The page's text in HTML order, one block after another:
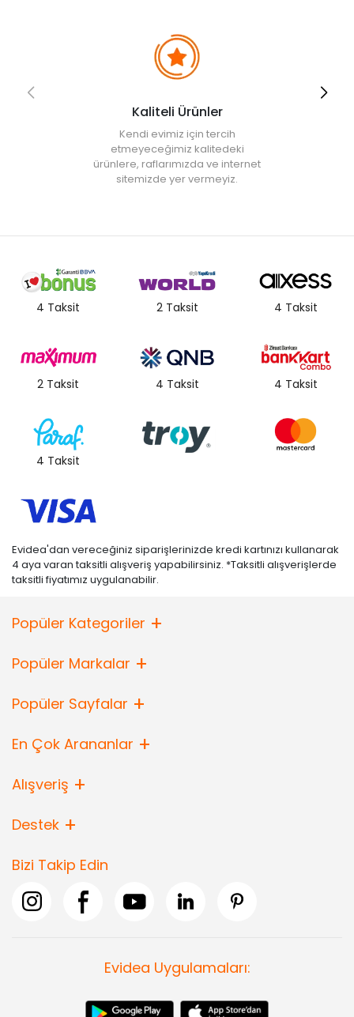
Kaliteli Ürünler
Kendi evimiz için tercih
etmeyeceğimiz kalitedeki
ürünlere, raflarımızda ve internet
sitemizde yer vermeyiz.
4 Taksit 2 Taksit 4 Taksit
2 Taksit 4 Taksit 4 Taksit
4 Taksit
Evidea'dan vereceğiniz siparişlerinizde kredi kartınızı kullanarak
4 aya varan taksitli alışveriş yapabilirsiniz. *Taksitli alışverişlerde
taksitli fiyatımız uygulanabilir.
Popüler Kategoriler
Popüler Markalar
Popüler Sayfalar
En Çok Arananlar
Alışveriş
Destek
Bizi Takip Edin
Evidea Uygulamaları: